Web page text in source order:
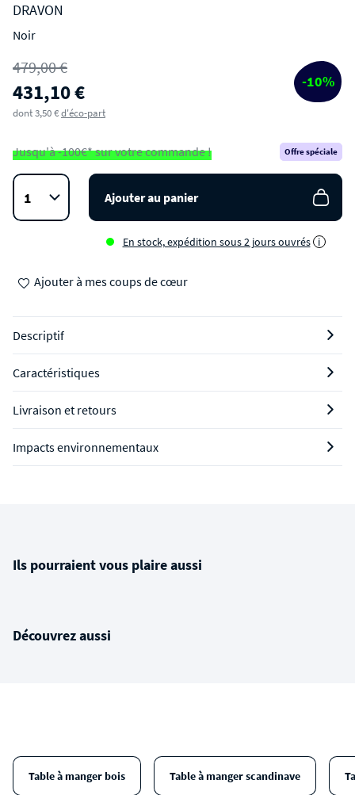
DRAVON
Table à manger 4 personnes en verre trempé et
métal
Noir
479,00 €
431,10 € -10%
dont 3,50 €d'éco-part
Jusqu'à -100€* sur votre commande ! Offre spéciale
Ajouter au panier
En stock, expédition sous 2 jours ouvrés i
Ajouter à mes coups de cœur
Descriptif
Caractéristiques
Livraison et retours
Impacts environnementaux
Ils pourraient vous plaire aussi
Découvrez aussi
Table à manger bois Table à manger scandinave